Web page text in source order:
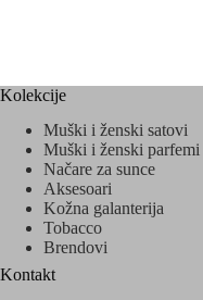
Kolekcije
Muški i ženski satovi
Muški i ženski parfemi
Načare za sunce
Aksesoari
Kožna galanterija
Tobacco
Brendovi
Kontakt